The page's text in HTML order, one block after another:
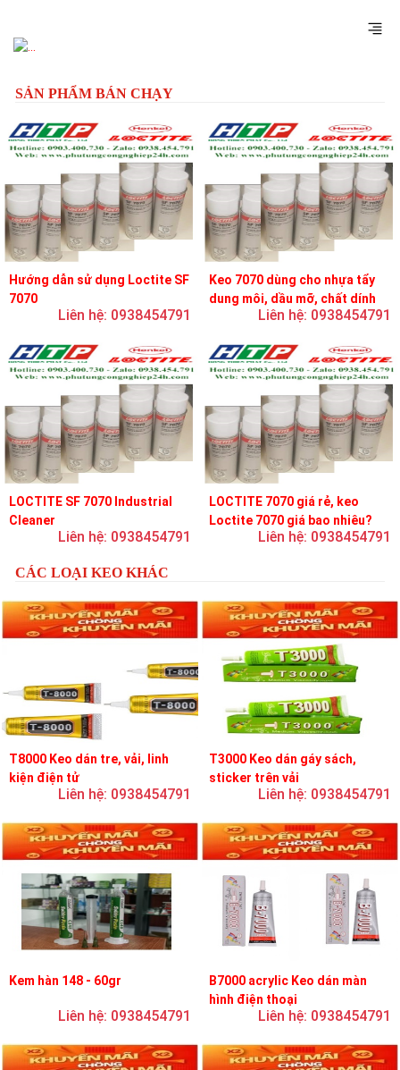
SẢN PHẨM BÁN CHẠY
Hướng dẫn sử dụng Loctite SF
7070
Liên hệ: 0938454791
Keo 7070 dùng cho nhựa tẩy
dung môi, dầu mỡ, chất dính
và chất bôi trơnLiên hệ: 0938454791
LOCTITE SF 7070 Industrial
Cleaner
Liên hệ: 0938454791
LOCTITE 7070 giá rẻ, keo
Loctite 7070 giá bao nhiêu?
Liên hệ: 0938454791
CÁC LOẠI KEO KHÁC
T8000 Keo dán tre, vải, linh
kiện điện tử
Liên hệ: 0938454791
T3000 Keo dán gáy sách,
sticker trên vải
Liên hệ: 0938454791
Kem hàn 148 - 60gr
Liên hệ: 0938454791
B7000 acrylic Keo dán màn
hình điện thoại
Liên hệ: 0938454791